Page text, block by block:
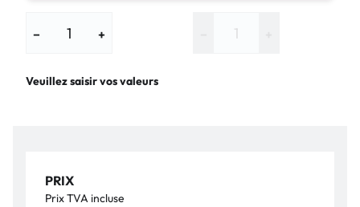
− +
Veuillez saisir vos valeurs
PRIX
Prix TVA incluse